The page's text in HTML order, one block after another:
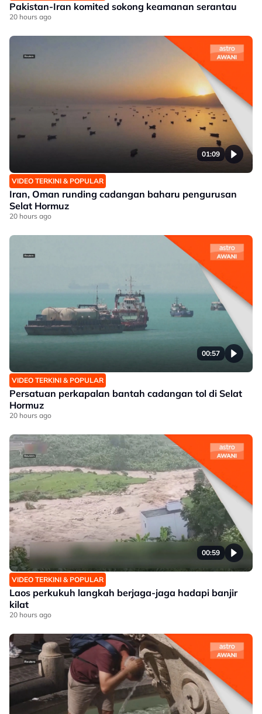
Pakistan-Iran komited sokong keamanan serantau
20 hours ago
01:09
VIDEO TERKINI & POPULAR
Iran, Oman runding cadangan baharu pengurusan
Selat Hormuz
20 hours ago
00:57
VIDEO TERKINI & POPULAR
Persatuan perkapalan bantah cadangan tol di Selat
Hormuz
20 hours ago
00:59
VIDEO TERKINI & POPULAR
Laos perkukuh langkah berjaga-jaga hadapi banjir
kilat
20 hours ago